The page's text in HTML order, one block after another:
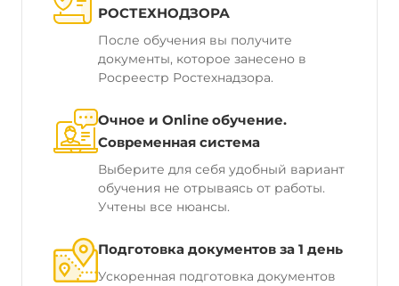
РОСТЕХНОДЗОРА
После обучения вы получите
документы, которое занесено в
Росреестр Ростехнадзора.
Очное и Online обучение.
Современная система
Выберите для себя удобный вариант
обучения не отрываясь от работы.
Учтены все нюансы.
Подготовка документов за 1 день
Ускоренная подготовка документов